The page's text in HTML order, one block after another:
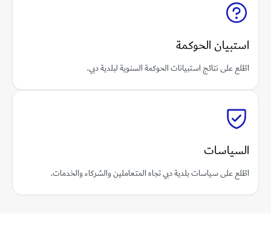
استبيان الحوكمة
اطّلع على نتائج استبيانات الحوكمة السنوية لبلدية دبي.
السياسات
اطّلع على سياسات بلدية دبي تجاه المتعاملين والشركاء والخدمات.